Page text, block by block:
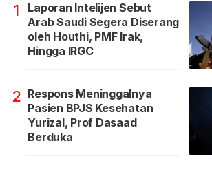
1
Laporan Intelijen Sebut
Arab Saudi Segera Diserang
oleh Houthi, PMF Irak,
Hingga IRGC
2 Respons Meninggalnya
Pasien BPJS Kesehatan
Yurizal, Prof Dasaad
Berduka